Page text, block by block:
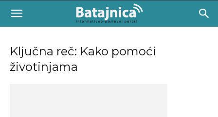
Ključna reč: Kako pomoći
životinjama